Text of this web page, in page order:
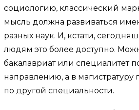
социологию, классический
мысль должна развиваться
разных наук. И, кстати,
людям это более доступно.
бакалавриат или специалитет
направлению, а в магистратуру
по другой специальности.